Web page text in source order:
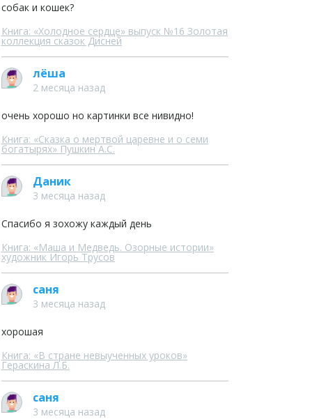
собак и кошек?
Книга: «Холодное сердце» выпуск №16 Золотая
коллекция сказок Дисней
лёша
2 месяца назад
очень хорошо но картинки все нивидно!
Книга: «Сказка о мертвой царевне и о семи
богатырях» Пушкин А.С.
Даник
3 месяца назад
Спасибо я зохожу каждый день
Книга: «Маша и Медведь. Озорные истории»
художник Игорь Трусов
саня
3 месяца назад
хорошая
Книга: «В стране невыученных уроков»
Гераскина Л.Б.
саня
3 месяца назад